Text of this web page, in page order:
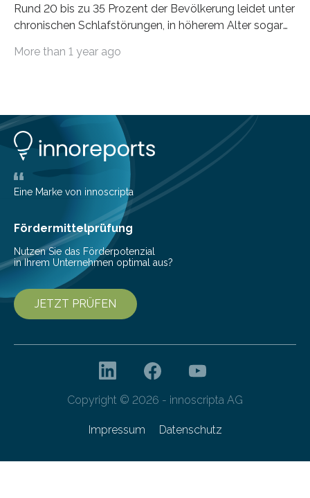
Rund 20 bis zu 35 Prozent der Bevölkerung leidet unter
chronischen Schlafstörungen, in höherem Alter sogar
Erwachsene kennt zudem ein kurzfristiges Schlafdefizit:
Forscher:innen konnten in einer aktuellen Metastudie
zeigen, dass sich die jeweils beteiligten Gehirnregionen
deutlich unterscheiden. Die Ergebnisse der Studie
wurden im Fachmagazin JAMA Psychiatry
veröffentlicht. „Schlechter…
More than 1 year ago
Eine Marke von innoscripta
Fördermittelprüfung
Nutzen Sie das Förderpotenzial
in Ihrem Unternehmen optimal aus?
JETZT PRÜFEN
Copyright © 2026 - innoscripta AG
Impressum Datenschutz